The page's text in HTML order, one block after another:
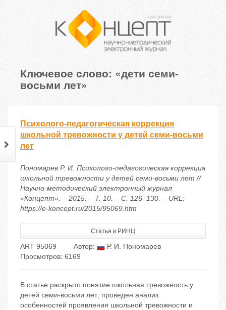
Ключевое слово: «дети семи-
восьми лет»
Психолого-педагогическая коррекция
школьной тревожности у детей семи-восьми
лет
Пономарев Р. И. Психолого-педагогическая коррекция
школьной тревожности у детей семи-восьми лет //
Научно-методический электронный журнал
«Концепт». – 2015. – Т. 10. – С. 126–130. – URL:
https://e-koncept.ru/2015/95069.htm
Статья в РИНЦ
ART 95069 Автор:
Р. И. Пономарев
Просмотров: 6169
В статье раскрыто понятие школьная тревожность у
детей семи-восьми лет; проведен анализ
особенностей проявления школьной тревожности и